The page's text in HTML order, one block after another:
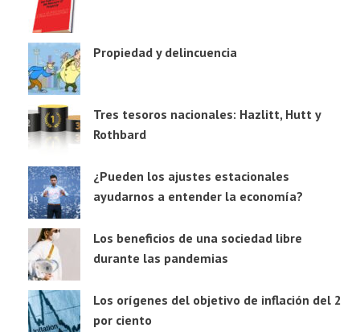
Propiedad y delincuencia
Tres tesoros nacionales: Hazlitt, Hutt y
Rothbard
¿Pueden los ajustes estacionales
ayudarnos a entender la economía?
Los beneficios de una sociedad libre
durante las pandemias
Los orígenes del objetivo de inflación del 2
por ciento